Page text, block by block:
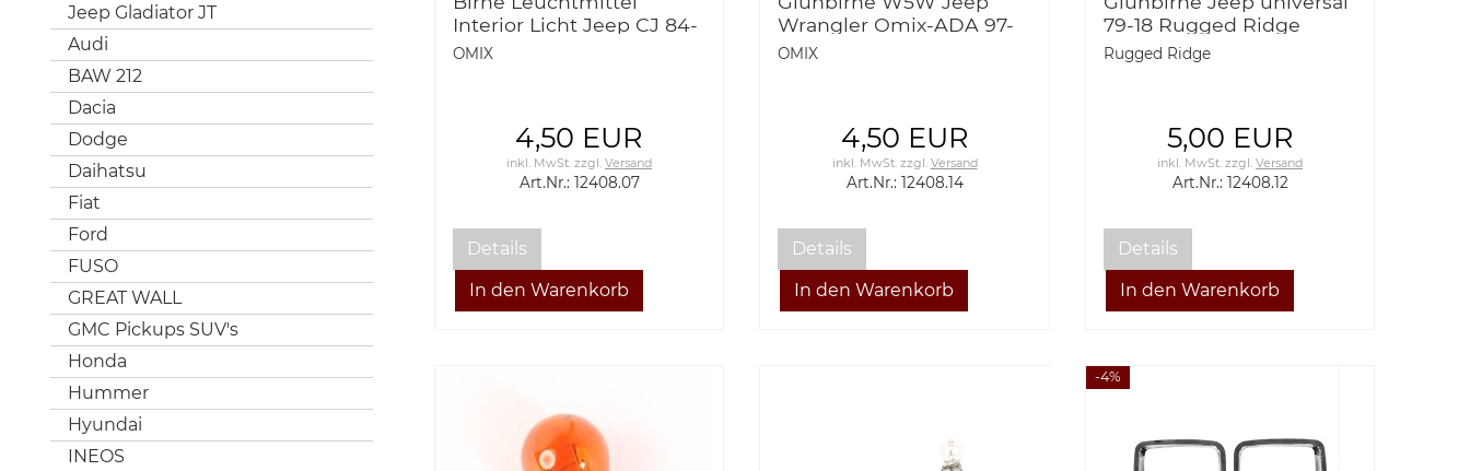
Jeep Gladiator JT
Audi
BAW 212
Dacia
Dodge
Daihatsu
Fiat
Ford
FUSO
GREAT WALL
GMC Pickups SUV's
Honda
Hummer
Hyundai
INEOS
Interior Licht Jeep CJ 84-
86 Wrangler YJ, TJ 87-06
OMIX
4,50 EUR
inkl. MwSt. zzgl.Versand
Art.Nr.: 12408.07
Details
Wrangler Omix-ADA 97-
19 Light bulb, W5W; 97-19
OMIX
4,50 EUR
inkl. MwSt.zzgl. Versand
Art.Nr.: 12408.14
Details
79-18 Rugged Ridge
12408.12 Light Bulb, 79-18
Rugged Ridge
5,00 EUR
inkl. MwSt. zzgl.Versand
Art.Nr.: 12408.12
Details
-4%